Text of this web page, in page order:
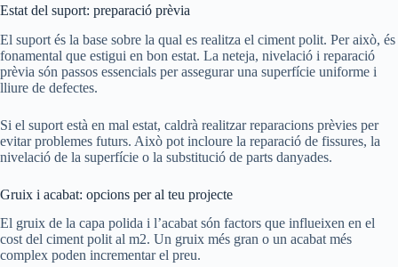
Estat del suport: preparació prèvia
El suport és la base sobre la qual es realitza el ciment polit. Per això, és
fonamental que estigui en bon estat. La neteja, nivelació i reparació
prèvia són passos essencials per assegurar una superfície uniforme i
lliure de defectes.
Si el suport està en mal estat, caldrà realitzar reparacions prèvies per
evitar problemes futurs. Això pot incloure la reparació de fissures, la
nivelació de la superfície o la substitució de parts danyades.
Gruix i acabat: opcions per al teu projecte
El gruix de la capa polida i l’acabat són factors que influeixen en el
cost del ciment polit al m2. Un gruix més gran o un acabat més
complex poden incrementar el preu.